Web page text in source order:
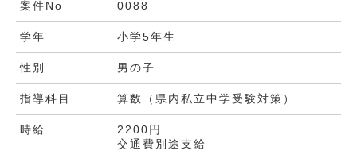
案件No 0088
学年 小学5年生
性別 男の子
指導科目 算数（県内私立中学受験対策）
時給
2200円
交通費別途支給